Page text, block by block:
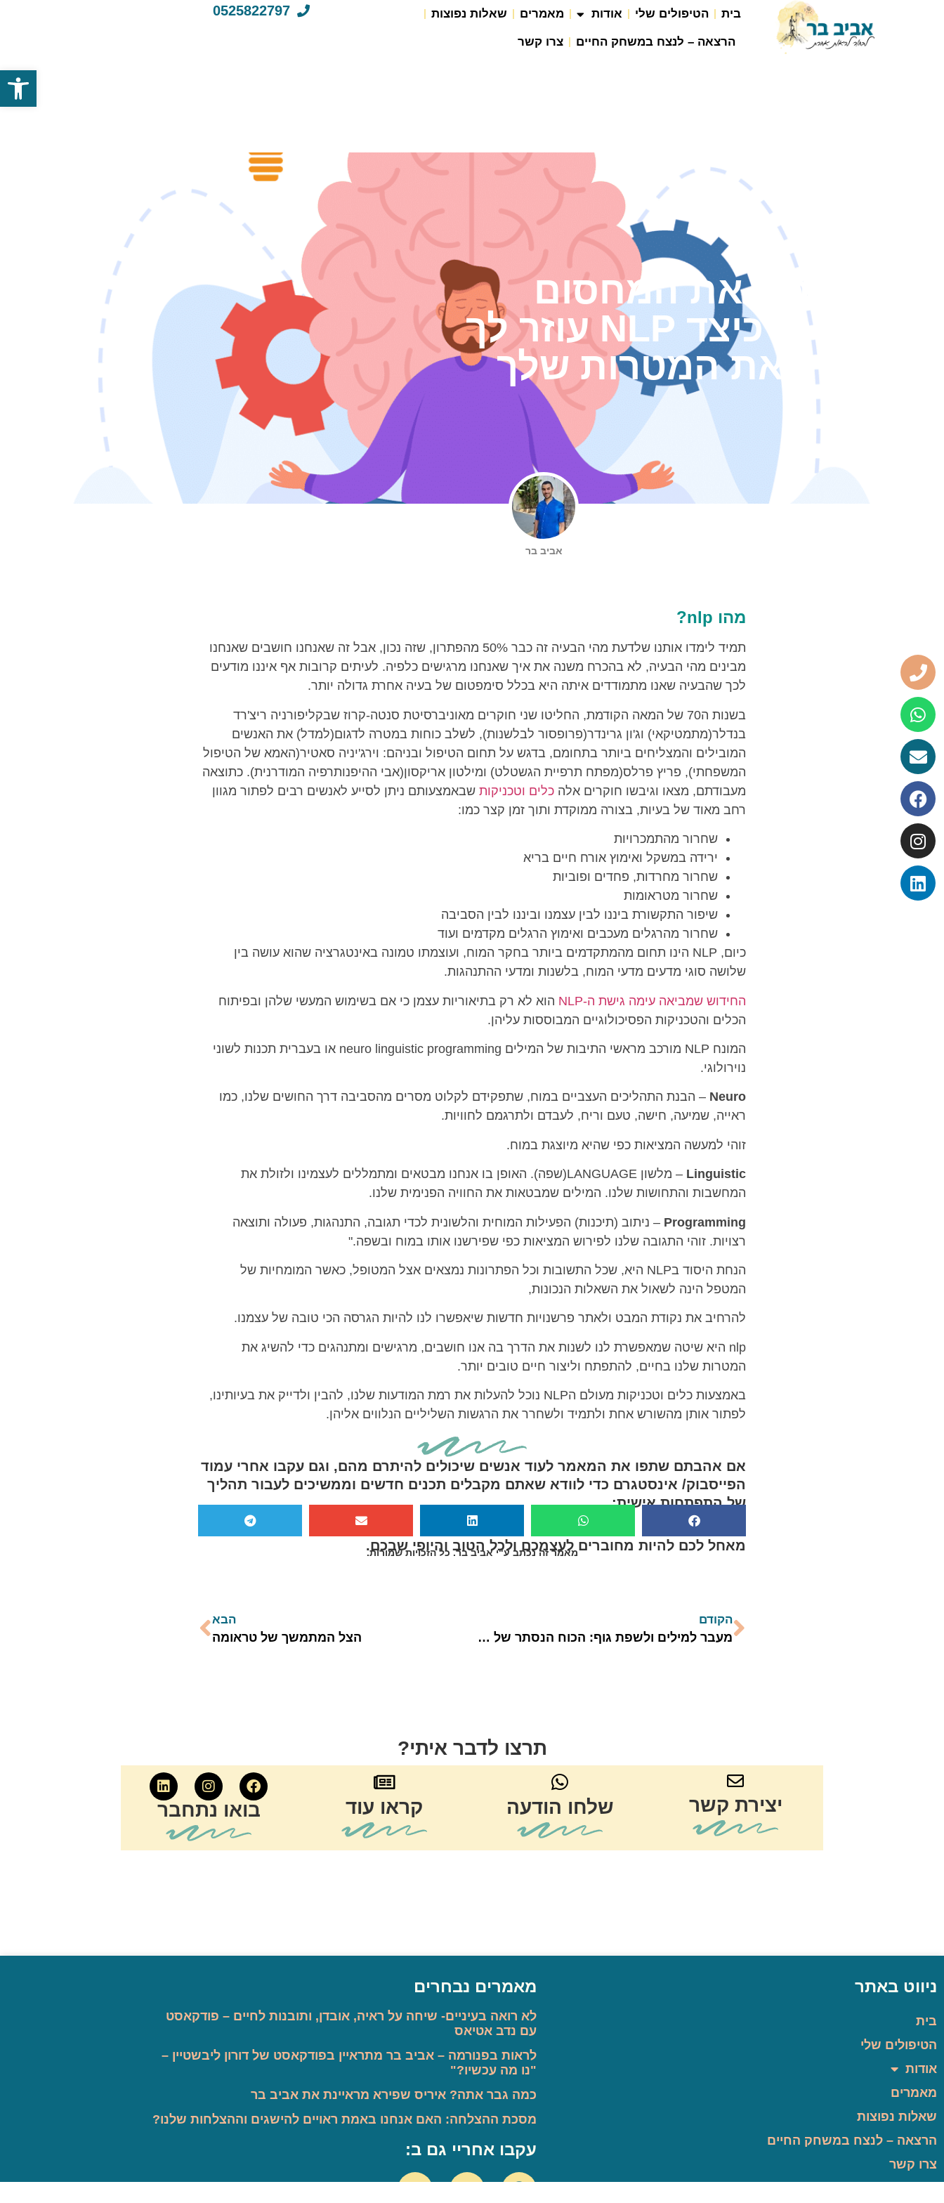
בית הטיפולים שלי אודות מאמרים שאלות נפוצות
הרצאה – לנצח במשחק החיים צרו קשר
0525822797
לשבור את המחסום
להצלחה: כיצד NLP עוזר לך
להשיג את המטרות שלך
אביב בר
מהו nlp?
תמיד לימדו אותנו שלדעת מהי הבעיה זה כבר 50% מהפתרון, שזה נכון, אבל זה שאנחנו חושבים שאנחנו
מבינים מהי הבעיה, לא בהכרח משנה את איך שאנחנו מרגישים כלפיה. לעיתים קרובות אף איננו מודעים
לכך שהבעיה שאנו מתמודדים איתה היא בכלל סימפטום של בעיה אחרת גדולה יותר.
בשנות ה70 של המאה הקודמת, החליטו שני חוקרים מאוניברסיטת סנטה-קרוז שבקליפורניה ריצ'רד
בנדלר(מתמטיקאי) וג'ון גרינדר(פרופסור לבלשנות), לשלב כוחות במטרה לדגום(למדל) את האנשים
המובילים והמצליחים ביותר בתחומם, בדגש על תחום הטיפול ובניהם: וירג'יניה סאטיר(האמא של הטיפול
המשפחתי), פריץ פרלס(מפתח תרפיית הגשטלט) ומילטון אריקסון(אבי ההיפנותרפיה המודרנית). כתוצאה
מעבודתם, מצאו וגיבשו חוקרים אלה כלים וטכניקות שבאמצעותם ניתן לסייע לאנשים רבים לפתור מגוון
רחב מאוד של בעיות, בצורה ממוקדת ותוך זמן קצר כמו:
שחרור מהתמכרויות
ירידה במשקל ואימוץ אורח חיים בריא
שחרור מחרדות, פחדים ופוביות
שחרור מטראומות
שיפור התקשורת ביננו לבין עצמנו וביננו לבין הסביבה
שחרור מהרגלים מעכבים ואימוץ הרגלים מקדמים ועוד
כיום, NLP הינו תחום מהמתקדמים ביותר בחקר המוח, ועוצמתו טמונה באינטגרציה שהוא עושה בין
שלושה סוגי מדעים מדעי המוח, בלשנות ומדעי ההתנהגות.
החידוש שמביאה עימה גישת ה-NLP
הוא לא רק בתיאוריות עצמן כי אם בשימוש המעשי שלהן ובפיתוח
הכלים והטכניקות הפסיכולוגיים המבוססות עליהן.
המונח NLP מורכב מראשי התיבות של המילים neuro linguistic programming או בעברית תכנות לשוני
נוירולוגי.
Neuro – הבנת התהליכים העצביים במוח, שתפקידם לקלוט מסרים מהסביבה דרך החושים שלנו, כמו
ראייה, שמיעה, חישה, טעם וריח, לעבדם ולתרגמם לחוויות.
זוהי למעשה המציאות כפי שהיא מיוצגת במוח.
Linguistic
– מלשון LANGUAGE(שפה). האופן בו אנחנו מבטאים ומתמללים לעצמינו ולזולת את
המחשבות והתחושות שלנו. המילים שמבטאות את החוויה הפנימית שלנו.
Programming – ניתוב (תיכנות) הפעילות המוחית והלשונית לכדי תגובה, התנהגות, פעולה ותוצאה
רצויות. זוהי התגובה שלנו לפירוש המציאות כפי שפירשנו אותו במוח ובשפה."
הנחת היסוד בNLP היא, שכל התשובות וכל הפתרונות נמצאים אצל המטופל, כאשר המומחיות של
המטפל הינה לשאול את השאלות הנכונות,
להרחיב את נקודת המבט ולאתר פרשנויות חדשות שיאפשרו לנו להיות הגרסה הכי טובה של עצמנו.
nlp היא שיטה שמאפשרת לנו לשנות את הדרך בה אנו חושבים, מרגישים ומתנהגים כדי להשיג את
המטרות שלנו בחיים, להתפתח וליצור חיים טובים יותר.
באמצעות כלים וטכניקות מעולם הNLP נוכל להעלות את רמת המודעות שלנו, להבין ולדייק את בעיותינו,
לפתור אותן מהשורש אחת ולתמיד ולשחרר את הרגשות השליליים הנלווים אליהן.
אם אהבתם שתפו את המאמר לעוד אנשים שיכולים להיתרם מהם, וגם עקבו אחרי עמוד
הפייסבוק/ אינסטגרם כדי לוודא שאתם מקבלים תכנים חדשים וממשיכים לעבור תהליך
של התפתחות אישית:
מאחל לכם להיות מחוברים לעצמכם ולכל הטוב והיופי שבכם.
מאמר זה נכתב ע"י אביב בר. כל הזכויות שמורות.
הקודם
מעבר למילים ולשפת גוף: הכוח הנסתר של תקשורת אנרגטית
הבא
הצל המתמשך של טראומה
תרצו לדבר איתי?
יצירת קשר שלחו הודעה קראו עוד בואו נתחבר
ניווט באתר
בית
הטיפולים שלי
אודות
מאמרים
שאלות נפוצות
הרצאה – לנצח במשחק החיים
צרו קשר
מאמרים נבחרים
לא רואה בעיניים- שיחה על ראיה, אובדן, ותובנות לחיים – פודקאסט
עם נדב אטיאס
לראות בפנורמה – אביב בר מתראיין בפודקאסט של דורון ליבשטיין –
"נו מה עכשיו?"
כמה גבר אתה? איריס שפירא מראיינת את אביב בר
מסכת ההצלחה: האם אנחנו באמת ראויים להישגים וההצלחות שלנו?
עקבו אחריי גם ב:
פתח